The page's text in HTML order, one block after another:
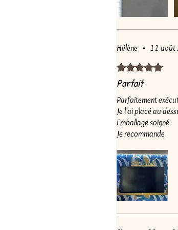
Hélène • 11 août
Noté 5 sur 5.
Parfait
Parfaitement
Je l'ai placé au
Emballage soigné
Je recommande